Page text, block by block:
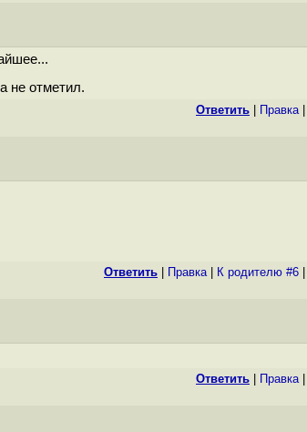
не отметил.
Ответить Правка|
Ответить Правка| К родителю #6
Ответить Правка|